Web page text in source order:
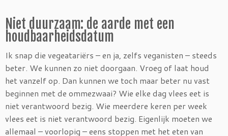
Niet duurzaam: de aarde met een
houdbaarheidsdatum
Ik snap die vegeatariërs – en ja, zelfs veganisten – steeds
beter. We kunnen zo niet doorgaan. Vroeg of laat houd
het vanzelf op. Dan kunnen we toch maar beter nu vast
beginnen met de ommezwaai? Wie elke dag vlees eet is
niet verantwoord bezig. Wie meerdere keren per week
vlees eet is niet verantwoord bezig. Eigenlijk moeten we
allemaal – voorlopig – eens stoppen met het eten van